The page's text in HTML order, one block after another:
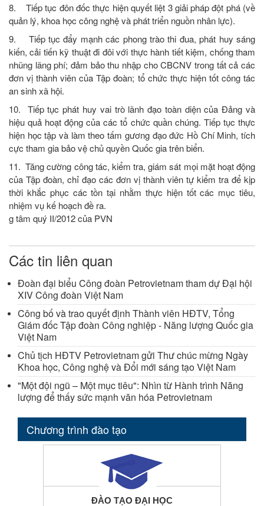
8. Tiếp tục đôn đốc thực hiện quyết liệt 3 giải pháp đột phá (về
quản lý, khoa học công nghệ và phát triển nguồn nhân lực).
9. Tiếp tục đẩy mạnh các phong trào thi đua, phát huy sáng
kiến, cải tiến kỹ thuật đi đôi với thực hành tiết kiệm, chống tham
nhũng lãng phí; đảm bảo thu nhập cho CBCNV trong tất cả các
đơn vị thành viên của Tập đoàn; tổ chức thực hiện tốt công tác
an sinh xã hội.
10. Tiếp tục phát huy vai trò lãnh đạo toàn diện của Đảng và
hiệu quả hoạt động của các tổ chức quần chúng. Tiếp tục thực
hiện học tập và làm theo tấm gương đạo đức Hồ Chí Minh, tích
cực tham gia bảo vệ chủ quyền Quốc gia trên biển.
11. Tăng cường công tác, kiểm tra, giám sát mọi mặt hoạt động
của Tập đoàn, chỉ đạo các đơn vị thành viên tự kiểm tra để kịp
thời khắc phục các tồn tại nhằm thực hiện tốt các mục tiêu,
nhiệm vụ kế hoạch đề ra.
g tâm quý II/2012 của PVN
Các tin liên quan
Đoàn đại biểu Công đoàn Petrovietnam tham dự Đại hội
XIV Công đoàn Việt Nam
Công bố và trao quyết định Thành viên HĐTV, Tổng
Giám đốc Tập đoàn Công nghiệp - Năng lượng Quốc gia
Việt Nam
Chủ tịch HĐTV Petrovietnam gửi Thư chúc mừng Ngày
Khoa học, Công nghệ và Đổi mới sáng tạo Việt Nam
"Một đội ngũ – Một mục tiêu": Nhìn từ Hành trình Năng
lượng để thấy sức mạnh văn hóa Petrovietnam
Chương trình đào tạo
ĐÀO TẠO ĐẠI HỌC